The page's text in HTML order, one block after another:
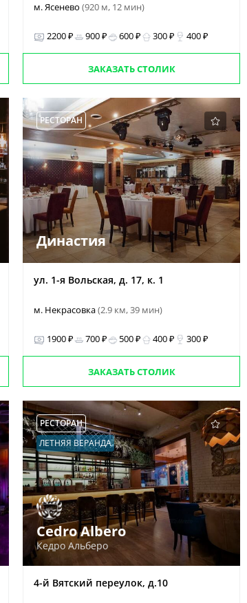
м. Ясенево (920 м, 12 мин)
2200 ₽ 900 ₽ 600 ₽ 300 ₽ 400 ₽
ЗАКАЗАТЬ СТОЛИК
РЕСТОРАН
Династия
ул. 1-я Вольская, д. 17, к. 1
м. Некрасовка(2.9 км, 39 мин)
1900 ₽ 700 ₽ 500 ₽ 400 ₽ 300 ₽
ЗАКАЗАТЬ СТОЛИК
РЕСТОРАН
ЛЕТНЯЯ ВЕРАНДА
Cedro Albero
Кедро Альберо
4-й Вятский переулок, д.10